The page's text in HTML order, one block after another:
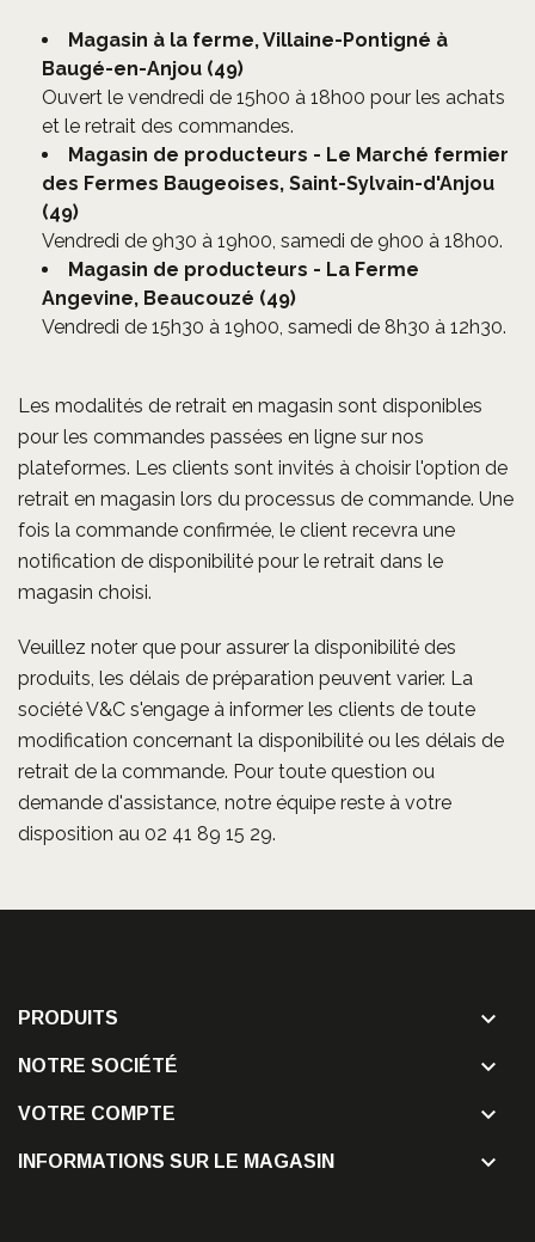
Magasin à la ferme, Villaine-Pontigné à
Baugé-en-Anjou (49)
Ouvert le vendredi de 15h00 à 18h00 pour les achats
et le retrait des commandes.
Magasin de producteurs - Le Marché fermier
des Fermes Baugeoises, Saint-Sylvain-d'Anjou
(49)
Vendredi de 9h30 à 19h00, samedi de 9h00 à 18h00.
Magasin de producteurs - La Ferme
Angevine, Beaucouzé (49)
Vendredi de 15h30 à 19h00, samedi de 8h30 à 12h30.
Les modalités de retrait en magasin sont disponibles
pour les commandes passées en ligne sur nos
plateformes. Les clients sont invités à choisir l'option de
retrait en magasin lors du processus de commande. Une
fois la commande confirmée, le client recevra une
notification de disponibilité pour le retrait dans le
magasin choisi.
Veuillez noter que pour assurer la disponibilité des
produits, les délais de préparation peuvent varier. La
société V&C s'engage à informer les clients de toute
modification concernant la disponibilité ou les délais de
retrait de la commande. Pour toute question ou
demande d'assistance, notre équipe reste à votre
disposition au 02 41 89 15 29.
PRODUITS 
NOTRE SOCIÉTÉ 
VOTRE COMPTE 
INFORMATIONS SUR LE MAGASIN 